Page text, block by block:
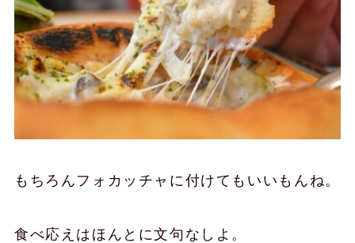
もちろんフォカッチャに付けてもいいもんね。
食べ応えはほんとに文句なしよ。